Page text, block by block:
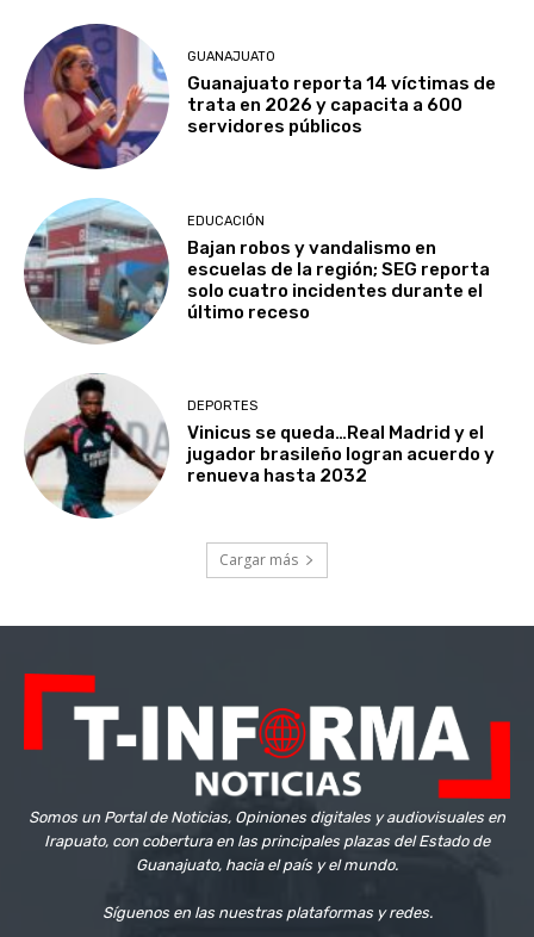
GUANAJUATO
Guanajuato reporta 14 víctimas de
trata en 2026 y capacita a 600
servidores públicos
EDUCACIÓN
Bajan robos y vandalismo en
escuelas de la región; SEG reporta
solo cuatro incidentes durante el
último receso
DEPORTES
Vinicus se queda…Real Madrid y el
jugador brasileño logran acuerdo y
renueva hasta 2032
Cargar más
Somos un Portal de Noticias, Opiniones digitales y audiovisuales en
Irapuato, con cobertura en las principales plazas del Estado de
Guanajuato, hacia el país y el mundo.
Síguenos en las nuestras plataformas y redes.